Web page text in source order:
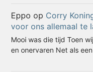
Eppo op Corry
voor ons allemaal te
Mooi was die tijd Toen
en onervaren Net als